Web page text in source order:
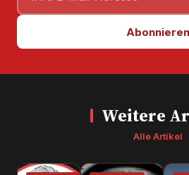
Abonnieren
Weitere
Alle Artikel